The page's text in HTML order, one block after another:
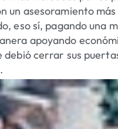
un asesoramiento más
eso sí, pagando una
apoyando
debió cerrar sus